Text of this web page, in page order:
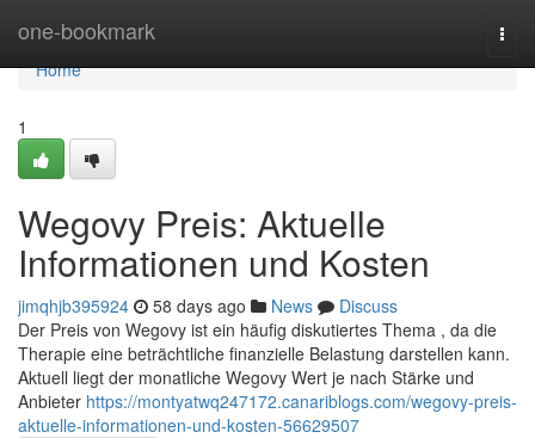
one-bookmark
Home
Home
1
Wegovy Preis: Aktuelle
Informationen und Kosten
jimqhjb395924 58 days ago News
Discuss
Der Preis von Wegovy ist ein häufig diskutiertes Thema , da die
Therapie eine beträchtliche finanzielle Belastung darstellen kann.
Aktuell liegt der monatliche Wegovy Wert je nach Stärke und
Anbieter https://montyatwq247172.canariblogs.com/wegovy-preis-
aktuelle-informationen-und-kosten-56629507